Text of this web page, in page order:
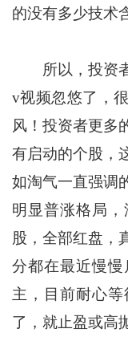
的没有多少技术
所以，投资者
v视频忽悠了，
风！投资者更多
有启动的个股，
如淘气一直强调
明显普涨格局
股，全部红盘，
分都在最近慢
主，目前耐心
了，就止盈或高